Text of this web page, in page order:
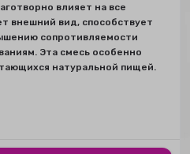
влияет на все
внешний вид, способствует
сопротивляемости
Эта смесь особенно
натуральной пищей.